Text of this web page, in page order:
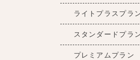
ライトプラスプラ
スタンダードプラ
プレミアムプラン